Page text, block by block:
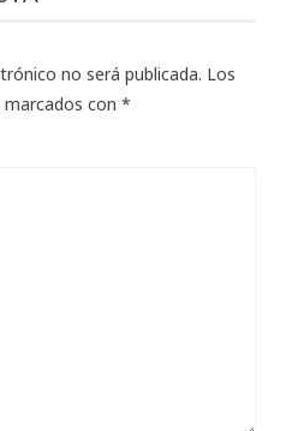
no será publicada. Los
con *